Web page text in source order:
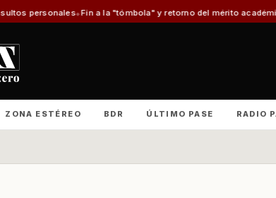
a la "tómbola" y retorno del mérito académico: Los cambios
ZONA ESTÉREO BDR ÚLTIMO PASE RADIO